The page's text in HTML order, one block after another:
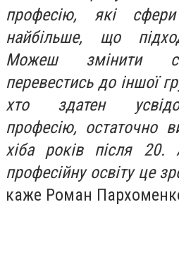
професію, які
найбільше, що
Можеш змінити
перевестись до іншої
хто здатен
професію, остаточно
хіба років після
професійну освіту це
каже Роман